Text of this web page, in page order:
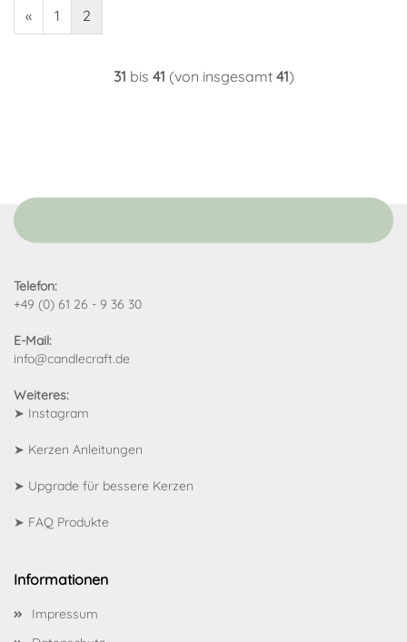
« 1 2
31 bis 41 (von insgesamt 41)
Telefon:
+49 (0) 61 26 - 9 36 30
E-Mail:
info@candlecraft.de
Weiteres:
➤ Instagram
➤ Kerzen Anleitungen
➤ Upgrade für bessere Kerzen
➤ FAQ Produkte
Informationen
Impressum